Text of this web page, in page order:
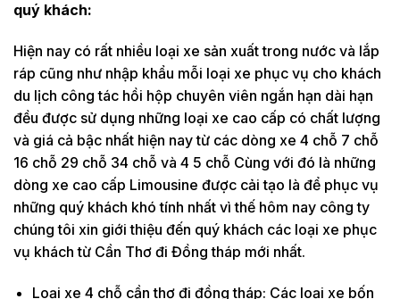
quý khách:
Hiện nay có rất nhiều loại xe sản xuất trong nước và lắp
ráp cũng như nhập khẩu mỗi loại xe phục vụ cho khách
du lịch công tác hồi hộp chuyên viên ngắn hạn dài hạn
đều được sử dụng những loại xe cao cấp có chất lượng
và giá cả bậc nhất hiện nay từ các dòng xe 4 chỗ 7 chỗ
16 chỗ 29 chỗ 34 chỗ và 4 5 chỗ Cùng với đó là những
dòng xe cao cấp Limousine được cải tạo là để phục vụ
những quý khách khó tính nhất vì thế hôm nay công ty
chúng tôi xin giới thiệu đến quý khách các loại xe phục
vụ khách từ Cần Thơ đi Đồng tháp mới nhất.
Loại xe 4 chỗ cần thơ đi đồng tháp: Các loại xe bốn